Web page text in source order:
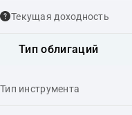
Текущая доходность
Тип облигаций
Тип инструмента